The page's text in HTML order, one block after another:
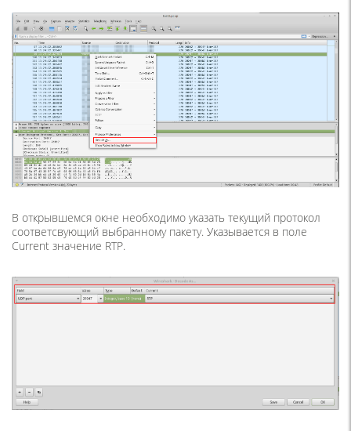
В открывшемся окне необходимо указать текущий протокол
соответсвующий выбранному пакету. Указывается в поле
Current значение RTP.